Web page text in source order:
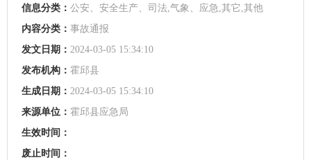
信息分类： 公安、安全生产、司法,气象、应急,其它,其他
内容分类： 事故通报
发文日期： 2024-03-05 15:34:10
发布机构： 霍邱县
生成日期： 2024-03-05 15:34:10
来源单位： 霍邱县应急局
生效时间：
废止时间：